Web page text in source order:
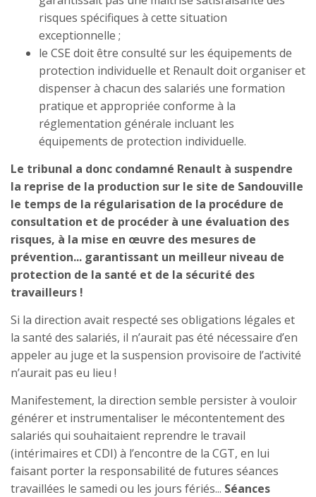
risques spécifiques à cette situation
exceptionnelle ;
le CSE doit être consulté sur les équipements de
protection individuelle et Renault doit organiser et
dispenser à chacun des salariés une formation
pratique et appropriée conforme à la
réglementation générale incluant les
équipements de protection individuelle.
Le tribunal a donc condamné Renault à suspendre
la reprise de la production sur le site de Sandouville
le temps de la régularisation de la procédure de
consultation et de procéder à une évaluation des
risques, à la mise en œuvre des mesures de
prévention... garantissant un meilleur niveau de
protection de la santé et de la sécurité des
travailleurs !
Si la direction avait respecté ses obligations légales et
la santé des salariés, il n’aurait pas été nécessaire d’en
appeler au juge et la suspension provisoire de l’activité
n’aurait pas eu lieu !
Manifestement, la direction semble persister à vouloir
générer et instrumentaliser le mécontentement des
salariés qui souhaitaient reprendre le travail
(intérimaires et CDI) à l’encontre de la CGT, en lui
faisant porter la responsabilité de futures séances
travaillées le samedi ou les jours fériés... Séances